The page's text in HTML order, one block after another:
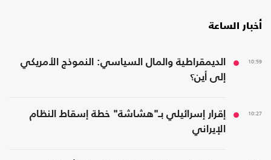
أخبار الساعة
10:59
الديمقراطية والمال السياسي: النموذج الأمريكي
إلى أين؟
10:27
إقرار إسرائيلي بـ"هشاشة" خطة إسقاط النظام
الإيراني